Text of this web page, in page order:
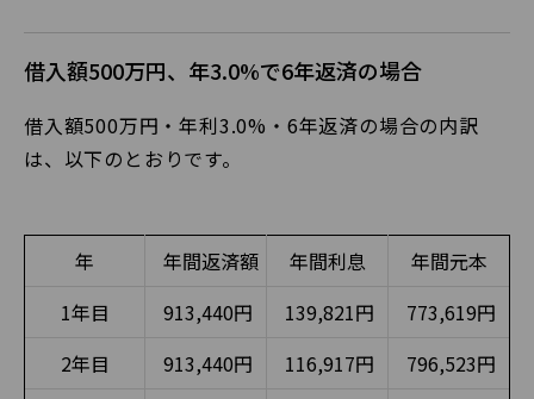
借入額500万円、年3.0%で6年返済の場合
借入額500万円・年利3.0%・6年返済の場合の内訳
は、以下のとおりです。
年 年間返済額 年間利息
年間元本
1年目
913,440円 139,821円
773,619円
2年目
913,440円 116,917円
796,523円